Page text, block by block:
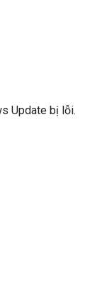
Update bị lỗi.